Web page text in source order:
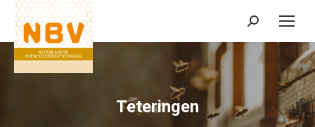
Zoeken:
Teteringen